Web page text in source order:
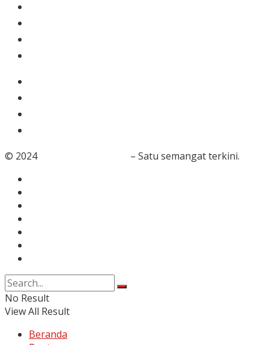
© 2024
– Satu semangat terkini.
No Result
View All Result
Beranda